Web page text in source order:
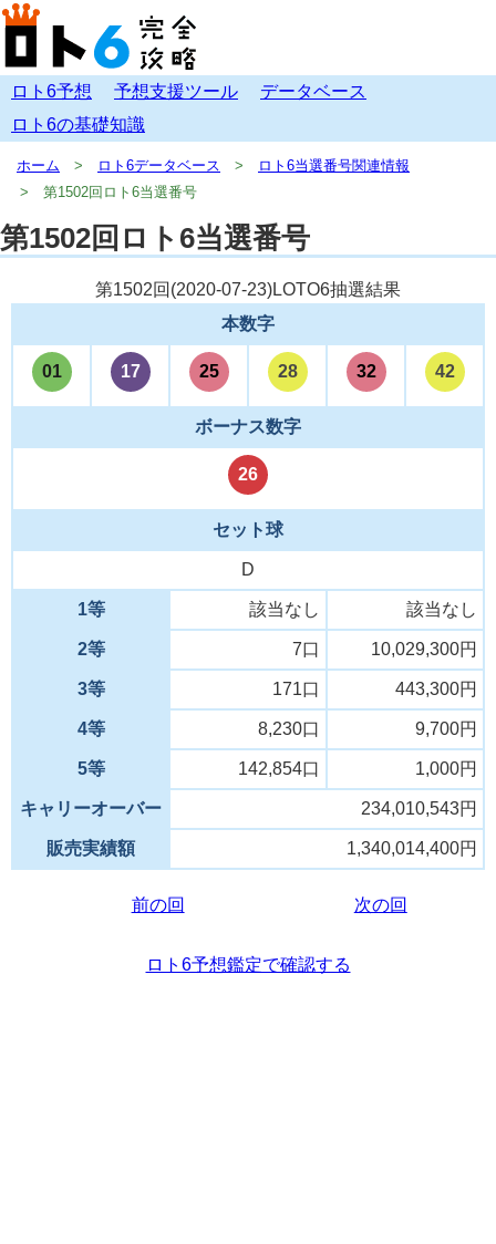
ロト6予想 予想支援ツール
データベース
ロト6の基礎知識
ホーム ロト6データベース
ロト6当選番号関連情報
第1502回ロト6当選番号
第1502回ロト6当選番号
第1502回(2020-07-23)LOTO6抽選結果
本数字
01 17 25 28 32 42
ボーナス数字
26
セット球
D
1等 該当なし 該当なし
2等 7口 10,029,300円
3等 171口 443,300円
4等 8,230口 9,700円
5等 142,854口 1,000円
キャリーオーバー 234,010,543円
販売実績額 1,340,014,400円
前の回 次の回
ロト6予想鑑定で確認する